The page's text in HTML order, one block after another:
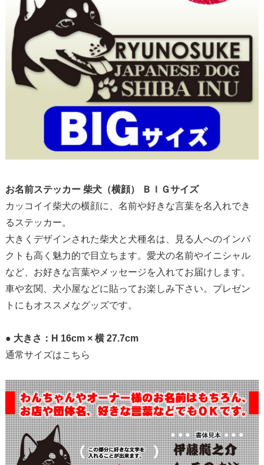
お名前ステッカー 柴犬（横顔） ＢＩＧサイズ
カッコイイ柴犬の横顔に、名前や好きな言葉を名入れでき
るステッカー。
大きくデザインされた柴犬と犬種名は、見る人へのインパ
クトも高く魅力的で目立ちます。愛犬の名前やイニシャル
など、お好きな言葉やメッセージを入れてお届けします。
車や玄関、犬小屋などに貼ってお楽しみ下さい。プレゼン
トにもオススメなグッズです。
● 大きさ：H 16cm × 横 27.7cm
通常サイズはこちら